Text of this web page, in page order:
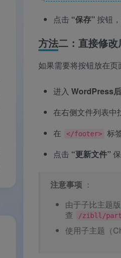
点击 “保存” 按钮
方法二：直接修
如果需要将按钮放在页
进入 WordPress
在右侧文件列表中
在
</footer> 标
点击 “更新文件”
注意事项 ：
由于子比主题
查
/zibll/
使用子主题（